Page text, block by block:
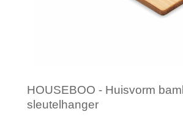
HOUSEBOO - Huisvorm
sleutelhanger